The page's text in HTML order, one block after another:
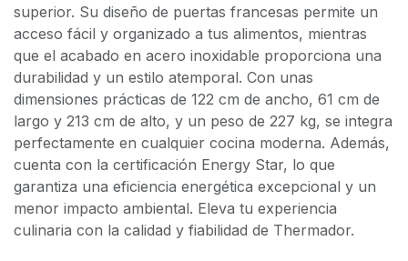
superior. Su diseño de puertas francesas permite un
acceso fácil y organizado a tus alimentos, mientras
que el acabado en acero inoxidable proporciona una
durabilidad y un estilo atemporal. Con unas
dimensiones prácticas de 122 cm de ancho, 61 cm de
largo y 213 cm de alto, y un peso de 227 kg, se integra
perfectamente en cualquier cocina moderna. Además,
cuenta con la certificación Energy Star, lo que
garantiza una eficiencia energética excepcional y un
menor impacto ambiental. Eleva tu experiencia
culinaria con la calidad y fiabilidad de Thermador.